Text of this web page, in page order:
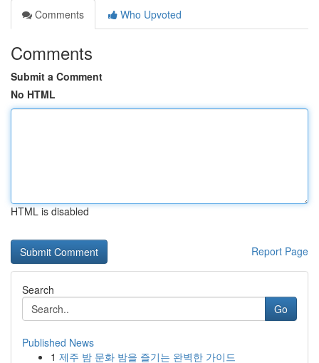
Comments
Who Upvoted
Comments
Submit a Comment
No HTML
HTML is disabled
Report Page
Search
Go
Published News
1 제주 밤 문화 밤을 즐기는 완벽한 가이드